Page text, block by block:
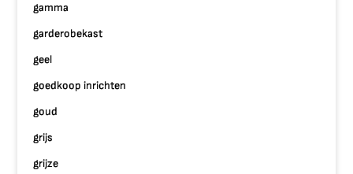
gamma
garderobekast
geel
goedkoop inrichten
goud
grijs
grijze